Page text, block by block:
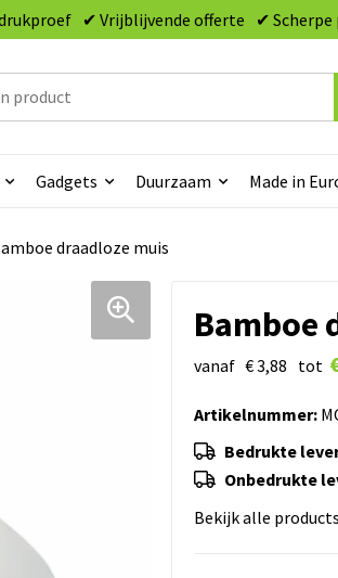
✔ Vrijblijvende offerte ✔
Gadgets Duurzaam Made in
draadloze muis
Bamboe
vanaf € 3,88 tot
Artikelnummer:
Bedrukte
Onbedrukte
Bekijk alle